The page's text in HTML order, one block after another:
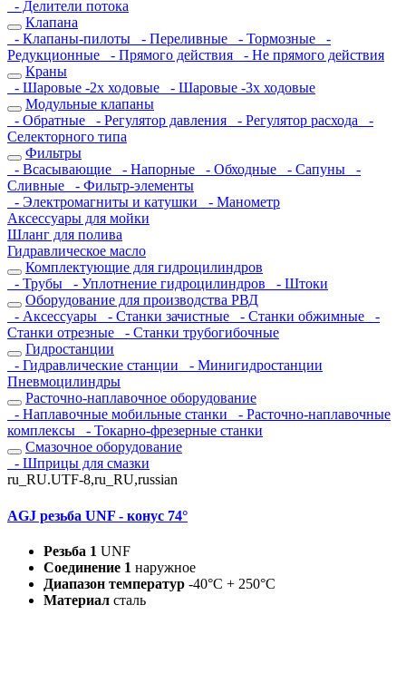
- Делители потока
Клапана
- Клапаны-пилоты
- Переливные - Тормозные
-
Редукционные
- Прямого действия
- Не прямого действия
Краны
- Шаровые -2х ходовые
- Шаровые -3х ходовые
Модульные клапаны
- Обратные
- Регулятор давления - Регулятор расхода
-
Селекторного типа
Фильтры
- Всасывающие
- Напорные - Обходные - Сапуны
-
Сливные
- Фильтр-элементы
- Электромагниты и катушки
- Манометр
Аксессуары для мойки
Шланг для полива
Гидравлическое масло
Комплектующие для гидроцилиндров
- Трубы
- Уплотнение гидроцилиндров
- Штоки
Оборудование для производства РВД
- Аксессуары
- Станки зачистные - Станки обжимные
-
Станки отрезные
- Станки трубогибочные
Гидростанции
- Гидравлические станции
- Минигидростанции
Пневмоцилиндры
Расточно-наплавочное оборудование
- Наплавочные мобильные станки
- Расточно-наплавочные
комплексы
- Токарно-фрезерные станки
Смазочное оборудование
- Шприцы для смазки
ru_RU.UTF-8,ru_RU,russian
AGJ резьба UNF - конус 74°
Резьба 1 UNF
Соединение 1 наружное
Диапазон температур -40°C + 250°C
Материал сталь